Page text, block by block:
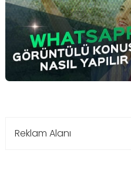
Reklam Alanı